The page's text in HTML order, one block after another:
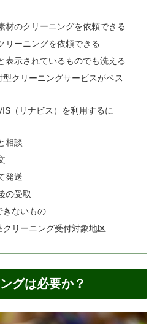
材のクリーニングを依頼できる
リーニングを依頼できる
表示されているものでも洗える
クリーニングサービスがベス
（リナビス）を利用するに
相談
発送
の受取
きないもの
リーニング受付対象地区
グは必要か？